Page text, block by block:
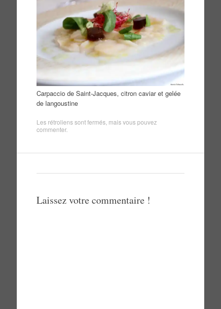
Carpaccio de Saint-Jacques, citron caviar et gelée
de langoustine
Les rétroliens sont fermés, mais vous pouvez
commenter.
Laissez votre commentaire !